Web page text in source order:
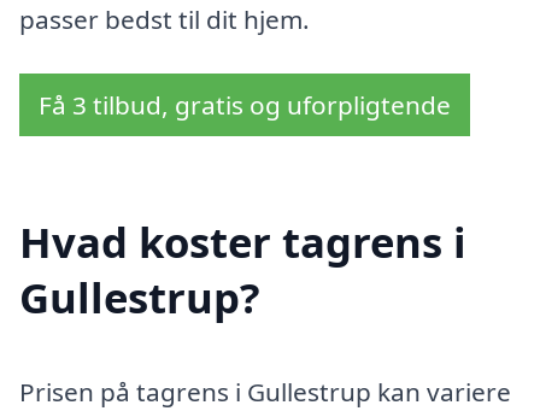
passer bedst til dit hjem.
Få 3 tilbud, gratis og uforpligtende
Hvad koster tagrens i
Gullestrup?
Prisen på tagrens i Gullestrup kan variere